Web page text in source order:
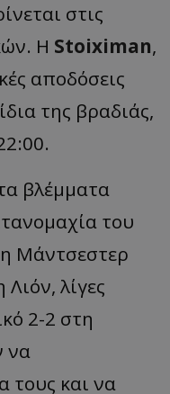
στις
Η Stoiximan,
αποδόσεις
της βραδιάς,
βλέμματα
του
Μάντσεστερ
Λιόν, λίγες
2-2 στη
να
τους και να